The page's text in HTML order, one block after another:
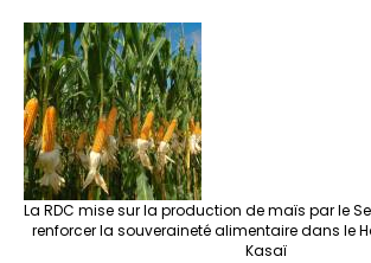
La RDC mise sur la production de maïs par le
renforcer la souveraineté alimentaire dans le
Kasaï